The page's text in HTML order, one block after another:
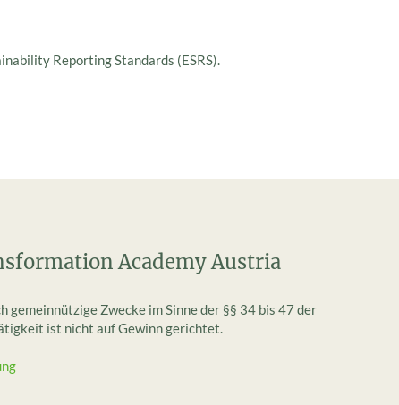
Reporting Standards (ESRS).
Academy Austria
gemeinnützige Zwecke im Sinne der §§ 34 bis 47 der
ist nicht auf Gewinn gerichtet.